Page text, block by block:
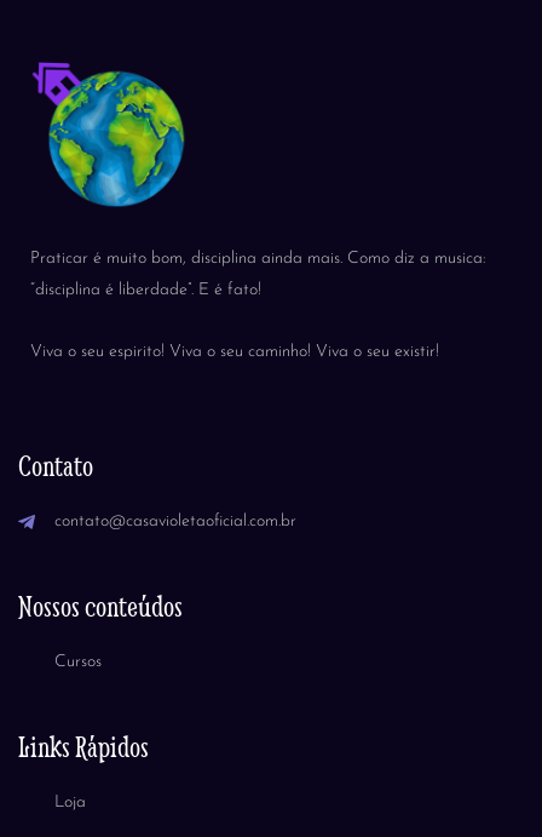
Praticar é muito bom, disciplina ainda mais. Como diz a musica:
“disciplina é liberdade”. E é fato!
Viva o seu espirito! Viva o seu caminho! Viva o seu existir!
Contato
contato@casavioletaoficial.com.br
Nossos conteúdos
Cursos
Links Rápidos
Loja